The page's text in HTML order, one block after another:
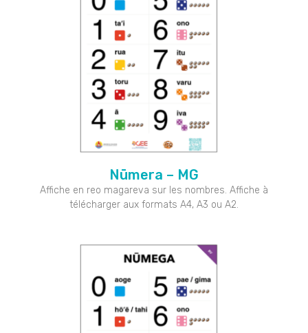
Nūmera – MG
Affiche en reo magareva sur les nombres. Affiche à
télécharger aux formats A4, A3 ou A2.